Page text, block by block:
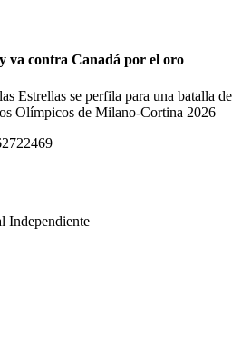
va contra Canadá por el oro
Estrellas se perfila para una batalla de
Olímpicos de Milano-Cortina 2026
Independiente